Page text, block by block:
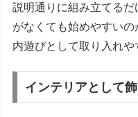
説明通りに組み立てる
がなくても始めやすい
内遊びとして取り入れや
インテリアとして